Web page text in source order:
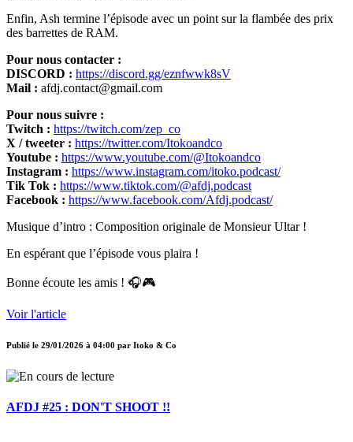
Enfin, Ash termine l’épisode avec un point sur la flambée des prix
des barrettes de RAM.
Pour nous contacter :
DISCORD : https://discord.gg/eznfwwk8sV
Mail : afdj.contact@gmail.com
Pour nous suivre :
Twitch : https://twitch.com/zep_co
X / tweeter : https://twitter.com/Itokoandco
Youtube : https://www.youtube.com/@Itokoandco
Instagram : https://www.instagram.com/itoko.podcast/
Tik Tok : https://www.tiktok.com/@afdj.podcast
Facebook : https://www.facebook.com/Afdj.podcast/
Musique d’intro : Composition originale de Monsieur Ultar !
En espérant que l’épisode vous plaira !
Bonne écoute les amis ! 🎧🎮
Voir l'article
Publié le 29/01/2026 à 04:00 par Itoko & Co
AFDJ #25 : DON'T SHOOT !!